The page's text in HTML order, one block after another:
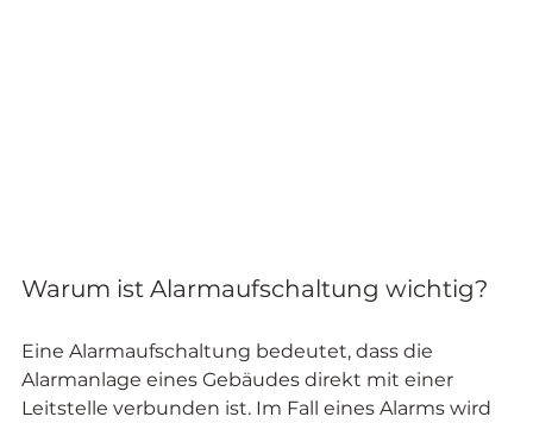
Warum ist Alarmaufschaltung wichtig?
Eine Alarmaufschaltung bedeutet, dass die
Alarmanlage eines Gebäudes direkt mit einer
Leitstelle verbunden ist. Im Fall eines Alarms wird